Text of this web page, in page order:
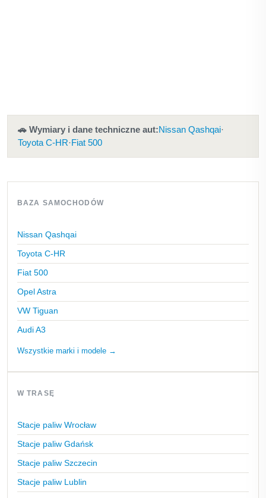
🚗 Wymiary i dane techniczne aut:Nissan Qashqai·
Toyota C-HR·Fiat 500
BAZA SAMOCHODÓW
Nissan Qashqai
Toyota C-HR
Fiat 500
Opel Astra
VW Tiguan
Audi A3
Wszystkie marki i modele →
W TRASĘ
Stacje paliw Wrocław
Stacje paliw Gdańsk
Stacje paliw Szczecin
Stacje paliw Lublin